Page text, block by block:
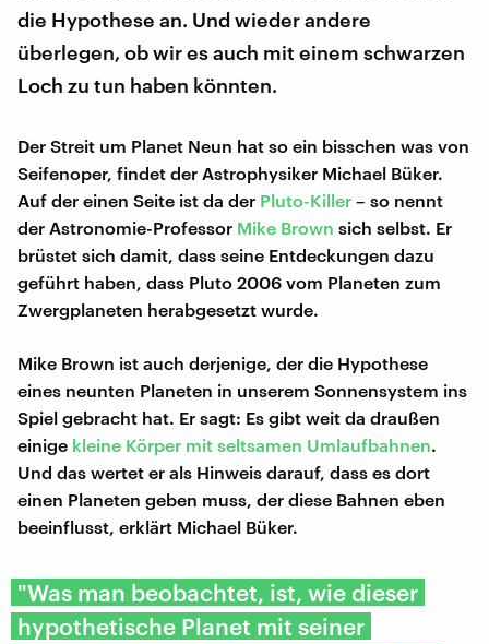
die Hypothese an. Und wieder andere
überlegen, ob wir es auch mit einem schwarzen
Loch zu tun haben könnten.
Der Streit um Planet Neun hat so ein bisschen was von
Seifenoper, findet der Astrophysiker Michael Büker.
Auf der einen Seite ist da der Pluto-Killer – so nennt
der Astronomie-Professor Mike Brown sich selbst. Er
brüstet sich damit, dass seine Entdeckungen dazu
geführt haben, dass Pluto 2006 vom Planeten zum
Zwergplaneten herabgesetzt wurde.
Mike Brown ist auch derjenige, der die Hypothese
eines neunten Planeten in unserem Sonnensystem ins
Spiel gebracht hat. Er sagt: Es gibt weit da draußen
einige kleine Körper mit seltsamen Umlaufbahnen.
Und das wertet er als Hinweis darauf, dass es dort
einen Planeten geben muss, der diese Bahnen eben
beeinflusst, erklärt Michael Büker.
"Was man beobachtet, ist, wie dieser
hypothetische Planet mit seiner